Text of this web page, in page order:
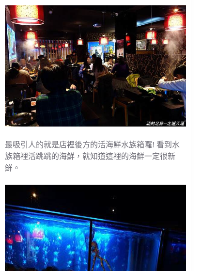
最吸引人的就是店裡後方的活海鮮水族箱囉! 看到水
族箱裡活跳跳的海鮮，就知道這裡的海鮮一定很新
鮮。